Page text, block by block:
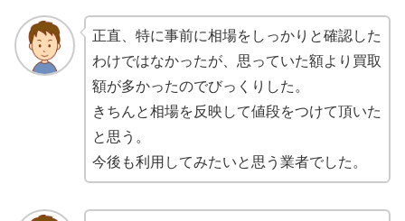
正直、特に事前に相場をしっかりと確認した
わけではなかったが、思っていた額より買取
額が多かったのでびっくりした。
きちんと相場を反映して値段をつけて頂いた
と思う。
今後も利用してみたいと思う業者でした。